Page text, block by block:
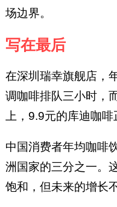
场边界。
写在最后
在深圳瑞幸旗舰店，
调咖啡排队三小时，
上，9.9元的库迪咖啡
中国消费者年均咖啡
洲国家的三分之一。
饱和，但未来的增长